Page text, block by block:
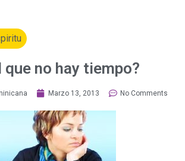
que no hay tiempo?
Marzo 13, 2013 No Comments